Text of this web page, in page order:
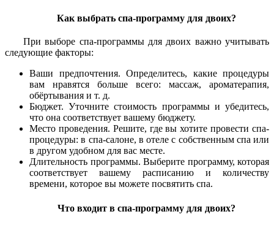
Как выбрать спа-программу для двоих?
При выборе спа-программы для двоих важно учитывать
следующие факторы:
Ваши предпочтения. Определитесь, какие процедуры
вам нравятся больше всего: массаж, ароматерапия,
обёртывания и т. д.
Бюджет. Уточните стоимость программы и убедитесь,
что она соответствует вашему бюджету.
Место проведения. Решите, где вы хотите провести спа-
процедуры: в спа-салоне, в отеле с собственным спа или
в другом удобном для вас месте.
Длительность программы. Выберите программу, которая
соответствует вашему расписанию и количеству
времени, которое вы можете посвятить спа.
Что входит в спа-программу для двоих?